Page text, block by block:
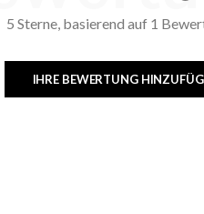
5 Sterne, basierend auf 1
IHRE BEWERTUNG